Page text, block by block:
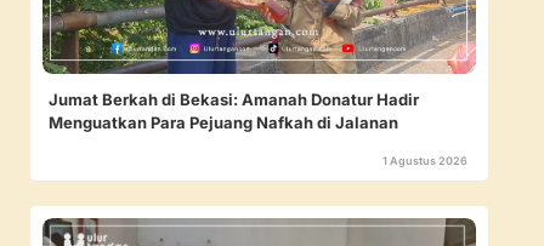
Jumat Berkah di Bekasi: Amanah Donatur Hadir
Menguatkan Para Pejuang Nafkah di Jalanan
1 Agustus 2026